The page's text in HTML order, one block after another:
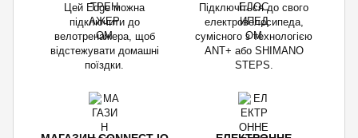
Цей Edge можна
підключити до
велотренажера, щоб
відстежувати домашні
поїздки.
Підключіться до свого
електровелосипеда,
сумісного з технологією
ANT+ або SHIMANO
STEPS.